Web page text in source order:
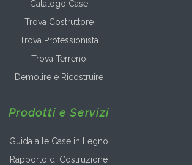
Catalogo Case
Trova Costruttore
Trova Professionista
Trova Terreno
Demolire e Ricostruire
Prodotti e Servizi
Guida alle Case in Legno
Rapporto di Costruzione